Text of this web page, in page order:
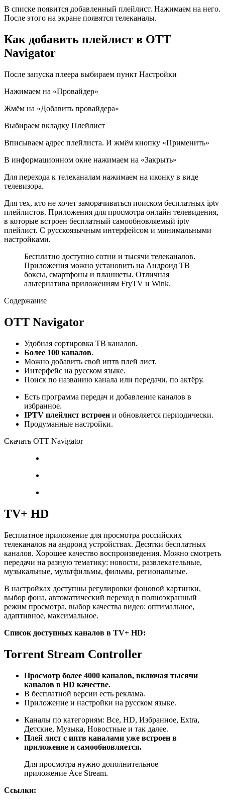
В списке появится добавленный плейлист. Нажимаем на него.
После этого на экране появятся телеканалы.
Как добавить плейлист в OTT
Navigator
После запуска плеера выбираем пункт Настройки
Нажимаем на «Провайдер»
Жмём на «Добавить провайдера»
Выбираем вкладку Плейлист
Вписываем адрес плейлиста. И жмём кнопку «Применить»
В информационном окне нажимаем на «Закрыть»
Для перехода к телеканалам нажимаем на иконку в виде
телевизора.
Для тех, кто не хочет заморачиваться поиском бесплатных iptv
плейлистов. Приложения для просмотра онлайн телевидения,
в которые встроен бесплатный самообновляемый iptv
плейлист. С русскоязычным интерфейсом и минимальными
настройками.
Бесплатно доступно сотни и тысячи телеканалов.
Приложения можно установить на Андроид ТВ
боксы, смартфоны и планшеты. Отличная
альтернатива приложениям FryTV и Wink.
Содержание
OTT Navigator
Удобная сортировка ТВ каналов.
Более 100 каналов.
Можно добавить свой иптв плей лист.
Интерфейс на русском языке.
Поиск по названию канала или передачи, по актёру.
Есть программа передач и добавление каналов в
избранное.
IPTV плейлист встроен и обновляется периодически.
Продуманные настройки.
Скачать OTT Navigator
TV+ HD
Бесплатное приложение для просмотра российских
телеканалов на андроид устройствах. Десятки бесплатных
каналов. Хорошее качество воспроизведения. Можно смотреть
передачи на разную тематику: новости, развлекательные,
музыкальные, мультфильмы, фильмы, региональные.
В настройках доступны регулировки фоновой картинки,
выбор фона, автоматический переход в полноэкранный
режим просмотра, выбор качества видео: оптимальное,
адаптивное, максимальное.
Список доступных каналов в TV+ HD:
Torrent Stream Controller
Просмотр более 4000 каналов, включая тысячи
каналов в HD качестве.
В бесплатной версии есть реклама.
Приложение и настройки на русском языке.
Каналы по категориям: Все, HD, Избранное, Extra,
Детские, Музыка, Новостные и так далее.
Плей лист с иптв каналами уже встроен в
приложение и самообновляется.
Для просмотра нужно дополнительное
приложение Ace Stream.
Ссылки: